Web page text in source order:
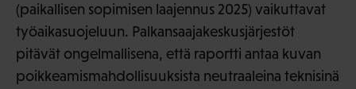
(paikallisen sopimisen laajennus 2025) vaikuttavat
työaikasuojeluun. Palkansaajakeskusjärjestöt
pitävät ongelmallisena, että raportti antaa kuvan
poikkeamismahdollisuuksista neutraaleina teknisinä